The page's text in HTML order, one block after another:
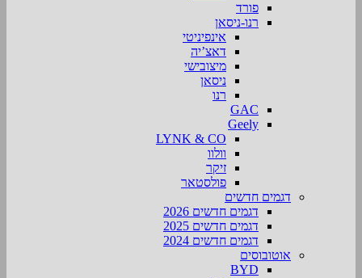
פורד
רנו-ניסאן
אינפיניטי
דאצ’יה
מיצובישי
ניסאן
רנו
GAC
Geely
LYNK & CO
וולוו
זיקר
פולסטאר
דגמים חדשים
דגמים חדשים 2026
דגמים חדשים 2025
דגמים חדשים 2024
אוטובוסים
BYD